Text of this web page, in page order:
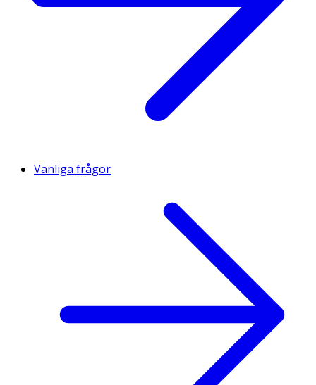
Vanliga frågor